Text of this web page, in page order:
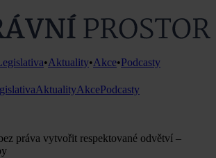
•Aktuality•Akce•Podcasty
AktualityAkcePodcasty
práva vytvořit respektované odvětví –